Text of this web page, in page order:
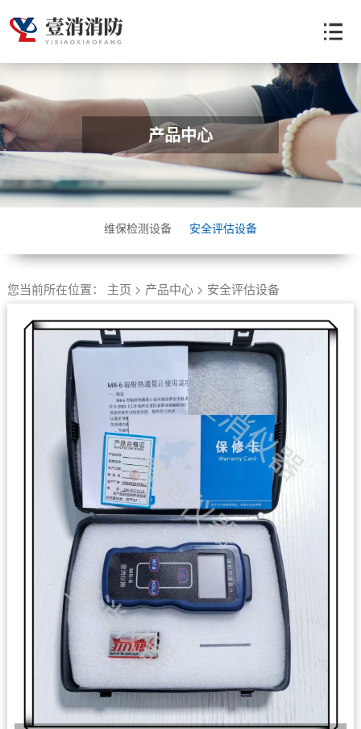
产品中心
维保检测设备 安全评估设备
您当前所在位置： 主页 > 产品中心> 安全评估设备